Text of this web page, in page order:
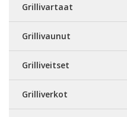
Grillivartaat
Grillivaunut
Grilliveitset
Grilliverkot